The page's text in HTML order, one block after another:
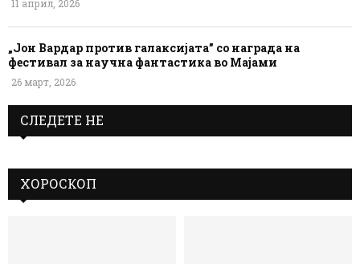
11 април, 2026
„Јон Вардар против галаксијата” со награда на
фестивал за научна фантастика во Мајами
26 март, 2026
СЛЕДЕТЕ НЕ
ХОРОСКОП